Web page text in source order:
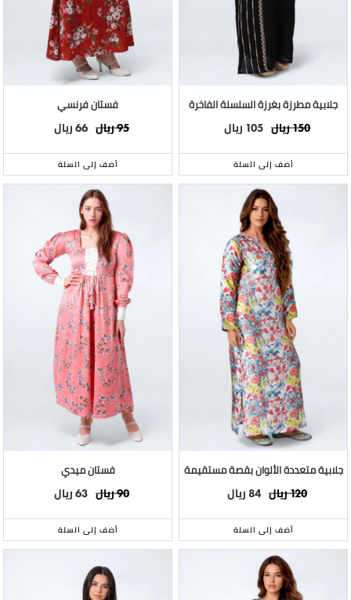
جلابية مطرزة بغرزة السلسلة الفاخرة
ريال150 ريال 105
أضف إلى السلة
فستان فرنسي
ريال95 ريال 66
أضف إلى السلة
جلابية متعددة الألوان بقصة مستقيمة
ريال120 ريال 84
أضف إلى السلة
فستان ميدي
ريال90 ريال 63
أضف إلى السلة